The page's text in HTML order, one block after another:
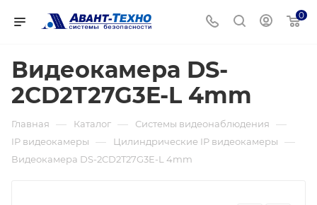
0
Видеокамера DS-
2CD2T27G3E-L 4mm
Главная — Каталог — Системы видеонаблюдения —
IP видеокамеры — Цилиндрические IP видеокамеры —
Видеокамера DS-2CD2T27G3E-L 4mm